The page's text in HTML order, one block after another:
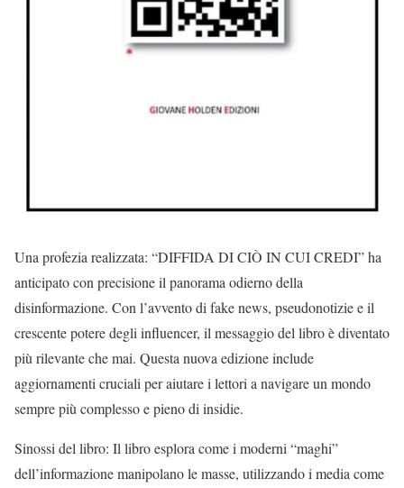
Una profezia realizzata: “DIFFIDA DI CIÒ IN CUI CREDI” ha
anticipato con precisione il panorama odierno della
disinformazione. Con l’avvento di fake news, pseudonotizie e il
crescente potere degli influencer, il messaggio del libro è diventato
più rilevante che mai. Questa nuova edizione include
aggiornamenti cruciali per aiutare i lettori a navigare un mondo
sempre più complesso e pieno di insidie.
Sinossi del libro: Il libro esplora come i moderni “maghi”
dell’informazione manipolano le masse, utilizzando i media come